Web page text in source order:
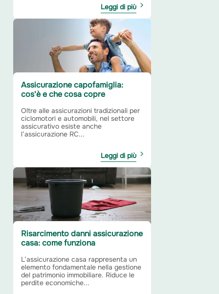
Leggi di più
Assicurazione capofamiglia:
cos'è e che cosa copre
Oltre alle assicurazioni tradizionali per
ciclomotori e automobili, nel settore
assicurativo esiste anche
l’assicurazione RC...
Leggi di più
Risarcimento danni assicurazione
casa: come funziona
L’assicurazione casa rappresenta un
elemento fondamentale nella gestione
del patrimonio immobiliare. Riduce le
perdite economiche...